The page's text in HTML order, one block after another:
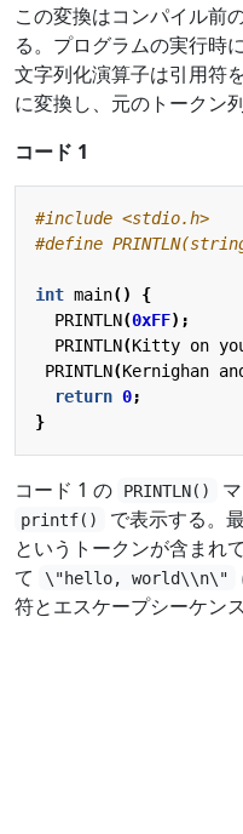
この変換はコンパイル前
る。プログラムの実行時
文字列化演算子は引用符
に変換し、元のトークン
コード 1
#include <stdio.h>
int main()
{
PRINTLN(0xFF);
PRINTLN(Kitty on
PRINTLN(Kernighan
return 0;
}
コード 1 の PRINTLN()
printf() で表示する。
というトークンが含まれ
て
\"hello, world\\n\"
符とエスケープシーケン